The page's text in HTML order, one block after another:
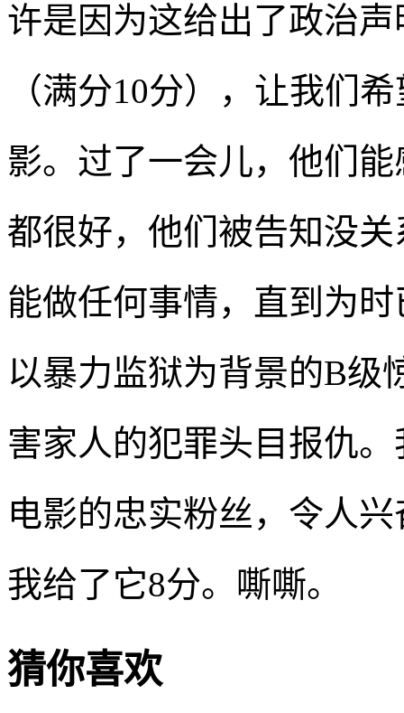
许是因为这给出了政治
（满分10分），让我们
影。过了一会儿，他们
都很好，他们被告知没
能做任何事情，直到为
以暴力监狱为背景的B级
害家人的犯罪头目报仇
电影的忠实粉丝，令人
我给了它8分。嘶嘶。
猜你喜欢